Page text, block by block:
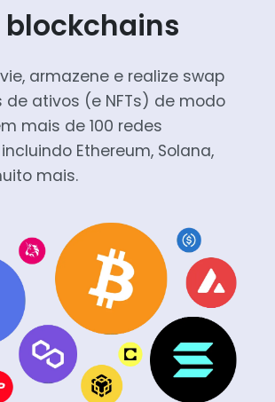
armazene e realize swap
de ativos (e NFTs) de modo
mais de 100 redes
Ethereum, Solana,
mais.